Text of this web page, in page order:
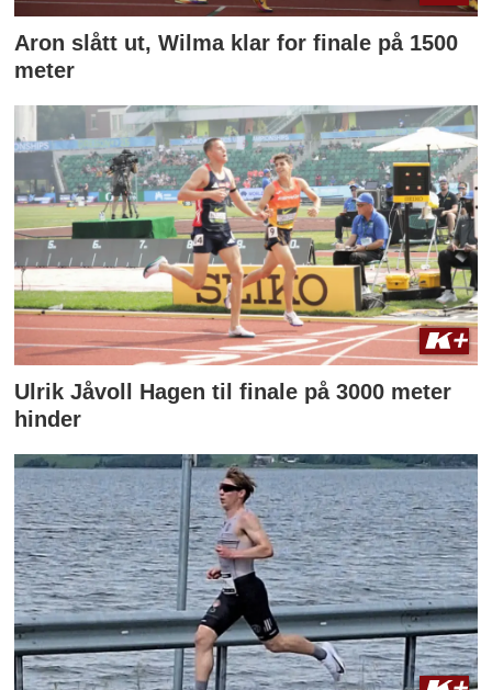
Aron slått ut, Wilma klar for finale på 1500
meter
Ulrik Jåvoll Hagen til finale på 3000 meter
hinder